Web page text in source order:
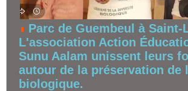
Parc de Guembeul à Saint-
L'association Action
Sunu Aalam unissent leurs
autour de la préservation de
biologique.